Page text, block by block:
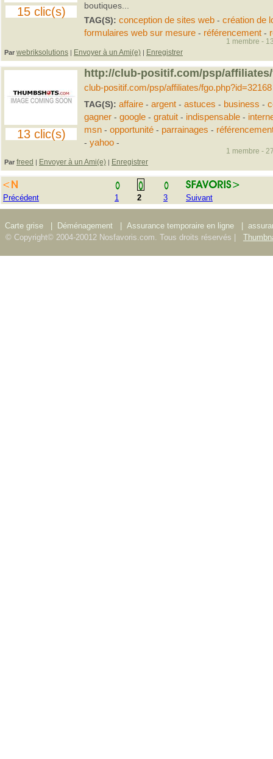
15 clic(s)
boutiques...
TAG(S): conception de sites web- création de
formulaires web sur mesure- référencement-
Par webriksolutions | Envoyer à un Ami(e) | Enregistrer
1 membre -
13 clic(s)
http://club-positif.com/psp/
club-positif.com/psp/affiliates/fgo.php?id=32168
TAG(S): affaire- argent- astuces - business -
gagner- google- gratuit- indispensable-
msn - opportunité- parrainages -
- yahoo-
Par freed | Envoyer à un Ami(e) | Enregistrer
1 membre -
Précédent 1 2 3 Suivant
Carte grise Déménagement Assurance temporaire en ligne
© Copyright© 2004-20012 Nosfavoris.com. Tous droits réservés |